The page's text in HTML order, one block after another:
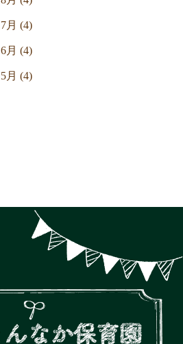
7月 (4)
6月 (4)
5月 (4)